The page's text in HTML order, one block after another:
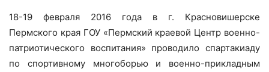
18-19 февраля 2016 года в г. Красновишерске
Пермского края ГОУ «Пермский краевой Центр военно-
патриотического воспитания» проводило спартакиаду
по спортивному многоборью и военно-прикладным